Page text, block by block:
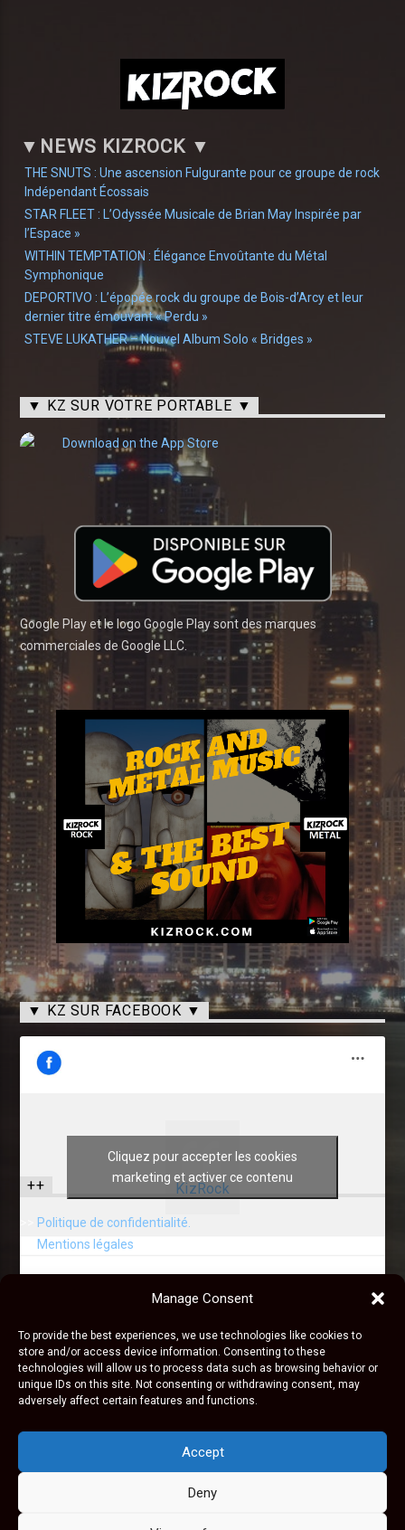
Manage Consent
To provide the best experiences, we use technologies like cookies to
store and/or access device information. Consenting to these
technologies will allow us to process data such as browsing behavior or
unique IDs on this site. Not consenting or withdrawing consent, may
adversely affect certain features and functions.
Accept
Deny
▼ NEWS KIZROCK▼
THE SNUTS : Une ascension Fulgurante pour ce groupe de rock
Indépendant Écossais
STAR FLEET : L’Odyssée Musicale de Brian May Inspirée par
l’Espace »
WITHIN TEMPTATION : Élégance Envoûtante du Métal
Symphonique
DEPORTIVO : L’épopée rock du groupe de Bois-d’Arcy et leur
dernier titre émouvant « Perdu »
STEVE LUKATHER – Nouvel Album Solo « Bridges »
▼ KZ SUR VOTRE PORTABLE ▼
Google Play et le logo Google Play sont des marques
commerciales de Google LLC.
▼ KZ SUR FACEBOOK ▼
KizRock
Cliquez pour accepter les cookies
marketing et activer ce contenu
++
Politique de confidentialité.
Mentions légales
réservés, 2020 - 2026